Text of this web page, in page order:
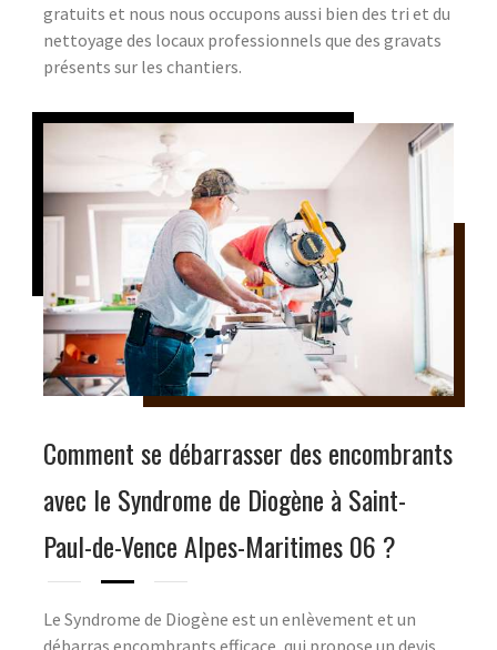
gratuits et nous nous occupons aussi bien des tri et du
nettoyage des locaux professionnels que des gravats
présents sur les chantiers.
Comment se débarrasser des encombrants
avec le Syndrome de Diogène à Saint-
Paul-de-Vence Alpes-Maritimes 06 ?
Le Syndrome de Diogène est un enlèvement et un
débarras encombrants efficace, qui propose un devis